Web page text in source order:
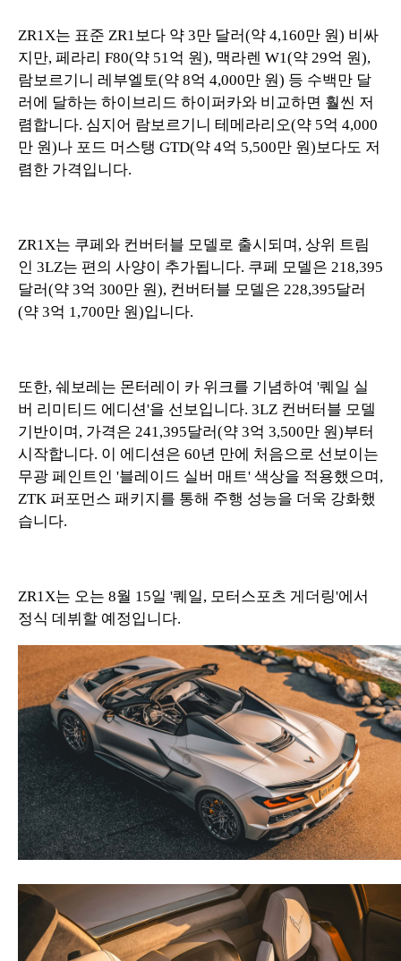
ZR1X는 표준 ZR1보다 약 3만 달러(약 4,160만 원) 비싸
지만, 페라리 F80(약 51억 원), 맥라렌 W1(약 29억 원),
람보르기니 레부엘토(약 8억 4,000만 원) 등 수백만 달
러에 달하는 하이브리드 하이퍼카와 비교하면 훨씬 저
렴합니다. 심지어 람보르기니 테메라리오(약 5억 4,000
만 원)나 포드 머스탱 GTD(약 4억 5,500만 원)보다도 저
렴한 가격입니다.
ZR1X는 쿠페와 컨버터블 모델로 출시되며, 상위 트림
인 3LZ는 편의 사양이 추가됩니다. 쿠페 모델은 218,395
달러(약 3억 300만 원), 컨버터블 모델은 228,395달러
(약 3억 1,700만 원)입니다.
또한, 쉐보레는 몬터레이 카 위크를 기념하여 '퀘일 실
버 리미티드 에디션'을 선보입니다. 3LZ 컨버터블 모델
기반이며, 가격은 241,395달러(약 3억 3,500만 원)부터
시작합니다. 이 에디션은 60년 만에 처음으로 선보이는
무광 페인트인 '블레이드 실버 매트' 색상을 적용했으며,
ZTK 퍼포먼스 패키지를 통해 주행 성능을 더욱 강화했
습니다.
ZR1X는 오는 8월 15일 '퀘일, 모터스포츠 게더링'에서
정식 데뷔할 예정입니다.